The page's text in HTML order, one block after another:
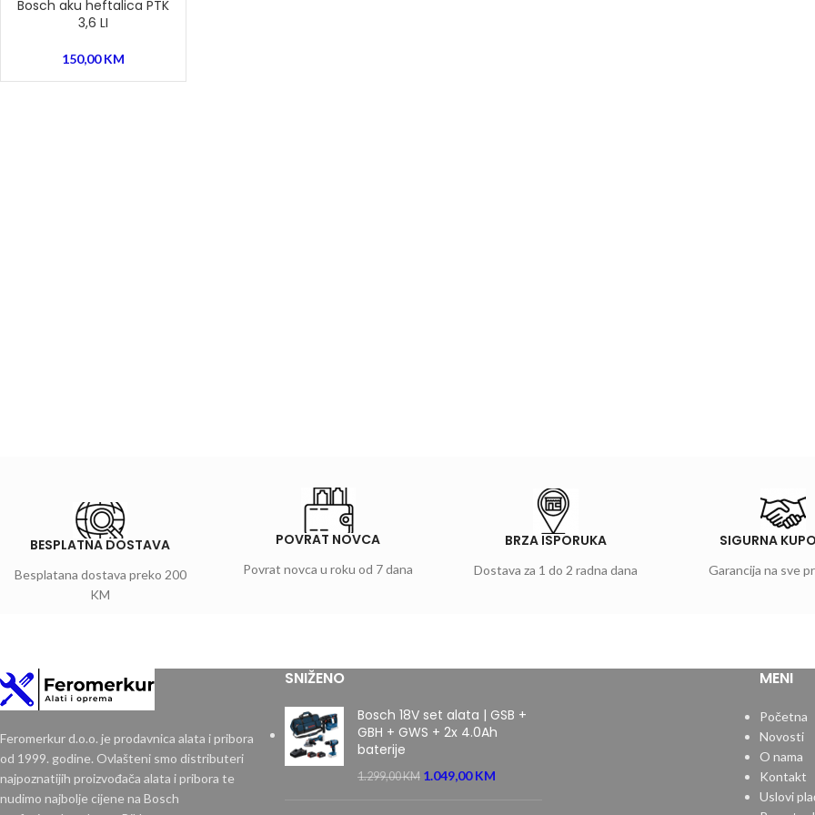
Bosch aku heftalica PTK
3,6 LI
150,00KM
BESPLATNA DOSTAVA
Besplatana dostava preko 200
KM
POVRAT NOVCA
Povrat novca u roku od 7 dana
BRZA ISPORUKA
Dostava za 1 do 2 radna dana
SIGURNA
Garancija na sve
Feromerkur d.o.o. je prodavnica alata i pribora
od 1999. godine. Ovlašteni smo distributeri
najpoznatijih proizvođača alata i pribora te
nudimo najbolje cijene na Bosch
SNIŽENO
Bosch 18V set alata | GSB +
GBH + GWS + 2x 4.0Ah
baterije
1.299,00KM 1.049,00KM
MENI
Početna
Novosti
O nama
Kontakt
Uslovi